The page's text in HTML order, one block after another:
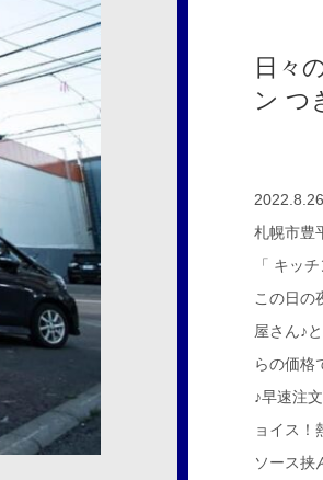
日々
ン つ
2022.8.26
札幌市豊
「 キッ
この日の
屋さん♪
らの価格
♪早速注
ョイス！
ソース挟